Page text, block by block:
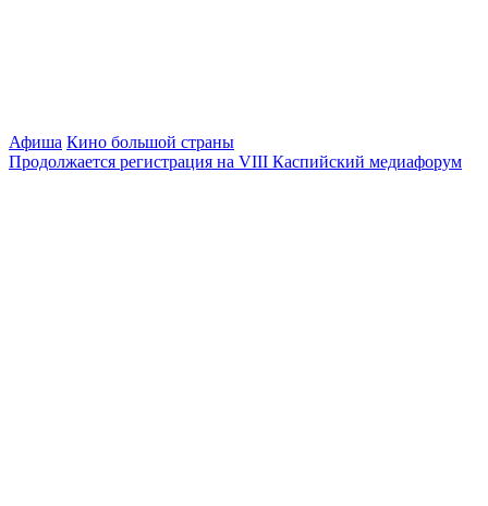
Афиша Кино большой страны
Продолжается регистрация на VIII Каспийский медиафорум